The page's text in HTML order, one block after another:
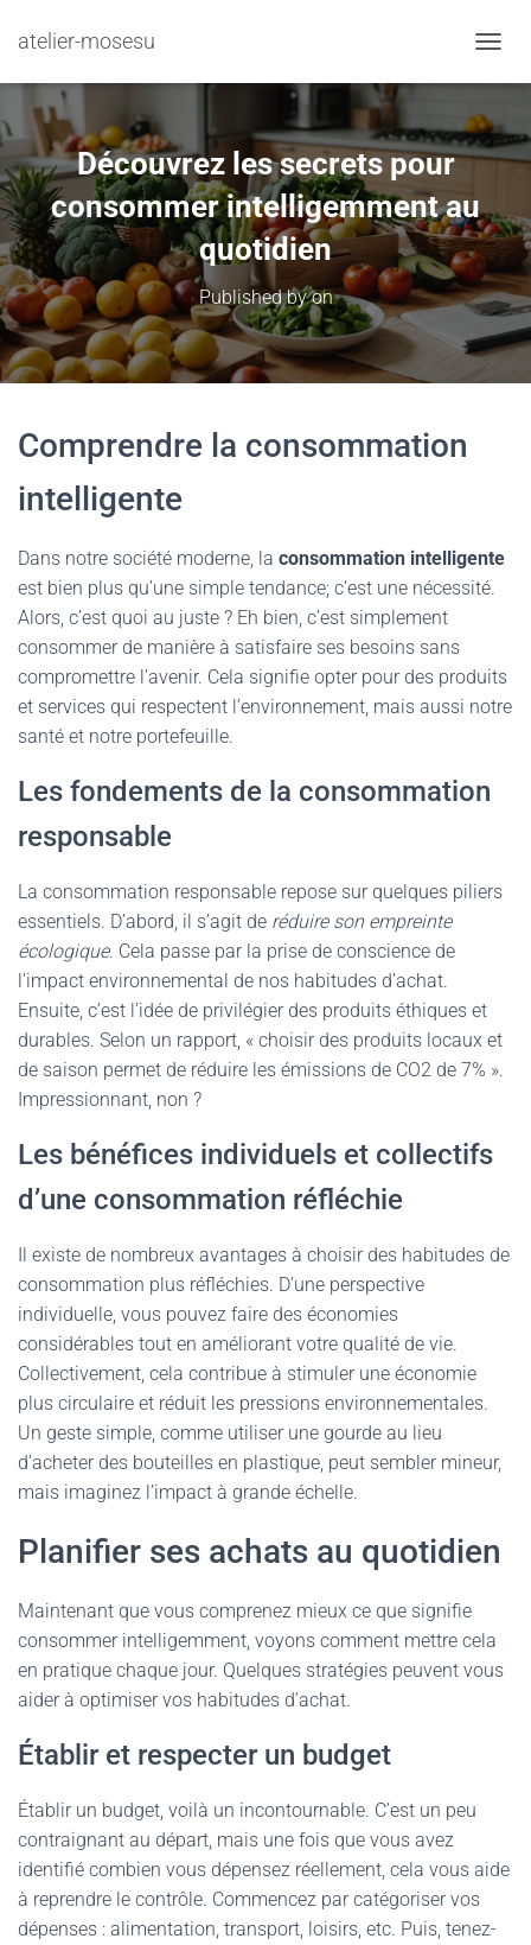
atelier-mosesu
Découvrez les secrets pour
consommer intelligemment au
quotidien
Published byon
Comprendre la consommation
intelligente
Dans notre société moderne, la consommation intelligente
est bien plus qu’une simple tendance; c’est une nécessité.
Alors, c’est quoi au juste ? Eh bien, c’est simplement
consommer de manière à satisfaire ses besoins sans
compromettre l’avenir. Cela signifie opter pour des produits
et services qui respectent l’environnement, mais aussi notre
santé et notre portefeuille.
Les fondements de la consommation
responsable
La consommation responsable repose sur quelques piliers
essentiels. D’abord, il s’agit de réduire son empreinte
écologique. Cela passe par la prise de conscience de
l’impact environnemental de nos habitudes d’achat.
Ensuite, c’est l’idée de privilégier des produits éthiques et
durables. Selon un rapport, « choisir des produits locaux et
de saison permet de réduire les émissions de CO2 de 7% ».
Impressionnant, non ?
Les bénéfices individuels et collectifs
d’une consommation réfléchie
Il existe de nombreux avantages à choisir des habitudes de
consommation plus réfléchies. D’une perspective
individuelle, vous pouvez faire des économies
considérables tout en améliorant votre qualité de vie.
Collectivement, cela contribue à stimuler une économie
plus circulaire et réduit les pressions environnementales.
Un geste simple, comme utiliser une gourde au lieu
d’acheter des bouteilles en plastique, peut sembler mineur,
mais imaginez l’impact à grande échelle.
Planifier ses achats au quotidien
Maintenant que vous comprenez mieux ce que signifie
consommer intelligemment, voyons comment mettre cela
en pratique chaque jour. Quelques stratégies peuvent vous
aider à optimiser vos habitudes d’achat.
Établir et respecter un budget
Établir un budget, voilà un incontournable. C’est un peu
contraignant au départ, mais une fois que vous avez
identifié combien vous dépensez réellement, cela vous aide
à reprendre le contrôle. Commencez par catégoriser vos
dépenses : alimentation, transport, loisirs, etc. Puis, tenez-